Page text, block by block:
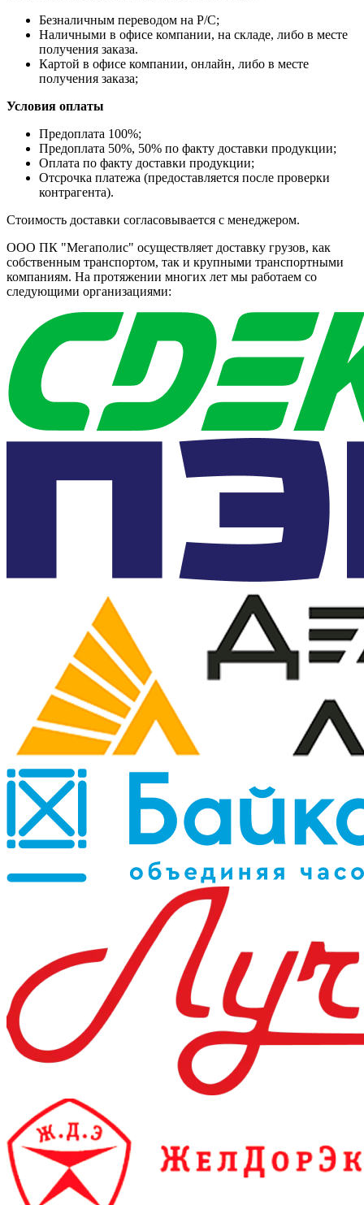
Безналичным переводом на Р/С;
Наличными в офисе компании, на складе, либо в месте
получения заказа.
Картой в офисе компании, онлайн, либо в месте
получения заказа;
Условия оплаты
Предоплата 100%;
Предоплата 50%, 50% по факту доставки продукции;
Оплата по факту доставки продукции;
Отсрочка платежа (предоставляется после проверки
контрагента).
Стоимость доставки согласовывается с менеджером.
ООО ПК "Мегаполис" осуществляет доставку грузов, как
собственным транспортом, так и крупными транспортными
компаниям. На протяжении многих лет мы работаем со
следующими организациями: